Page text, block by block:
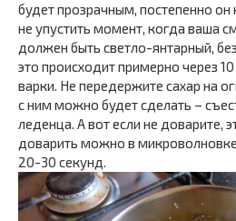
будет прозрачным, постепенно
не упустить момент, когда ваша
должен быть светло-янтарный,
это происходит примерно через
варки. Не передержите сахар на
с ним можно будет сделать –
леденца. А вот если не доварите,
доварить можно в
20-30 секунд.